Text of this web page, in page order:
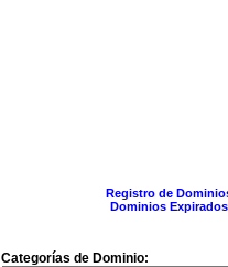
Registro de
Dominios Expirados
Categorías de Dominio: